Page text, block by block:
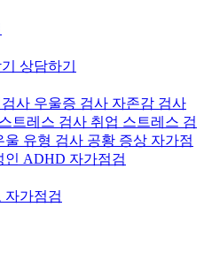
상담하기
사 우울증 검사 자존감 검사
트레스 검사 취업 스트레스 검
울 유형 검사 공황 증상 자가점
인 ADHD 자가점검
자가점검